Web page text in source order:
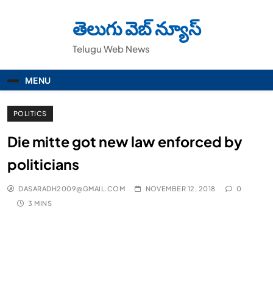
తెలుగు వెబ్ న్యూస్
Telugu Web News
MENU
POLITICS
Die mitte got new law enforced by
politicians
DASARADH2009@GMAIL.COM NOVEMBER 12, 2018
0
3 MINS